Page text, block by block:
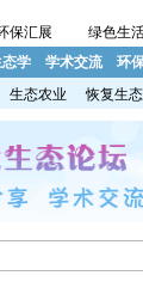
保汇展 绿色生
学 学术交流 环
生态农业 恢复生态